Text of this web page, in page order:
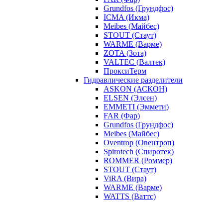
Grundfos (Грундфос)
ICMA (Икма)
Meibes (Майбес)
STOUT (Стаут)
WARME (Варме)
ZOTA (Зота)
VALTEC (Валтек)
ПроксиТерм
Гидравлические разделители
ASKON (АСКОН)
ELSEN (Элсен)
EMMETI (Эммети)
FAR (Фар)
Grundfos (Грундфос)
Meibes (Майбес)
Oventrop (Овентроп)
Spirotech (Спиротек)
ROMMER (Роммер)
STOUT (Стаут)
ViRA (Вира)
WARME (Варме)
WATTS (Ваттс)